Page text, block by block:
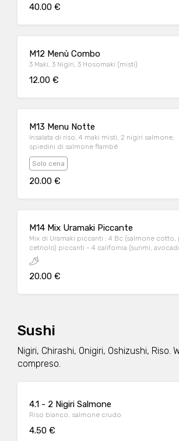
40.00 €
M12 Menù Combo
3 Maki, 3 Nigiri, 3 Hosomaki (misti)
12.00 €
M13 Menu Notte
Insalata di riso, 4 maki misti, 2 nigiri salmone,
spiedini di salmone flambé
Solo cena
20.00 €
M14 Mix Uramaki Piccante
Mix di Uramaki piccanti : 4 Bc (salmone
cetriolo) piccanti - 4 california (surimi,
maionese)piccanti - 4 Tuna (mousse di tonno e
insalatina)piccanti
20.00 €
Sushi
Nigiri, Chirashi, Onigiri, Oshizushi, Riso.
compreso.
4.1 - 2 Nigiri Salmone
Riso bianco, salmone crudo
4.50 €